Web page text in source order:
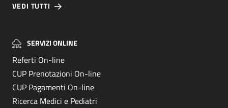
VEDI TUTTI
SERVIZI ONLINE
Referti On-line
CUP Prenotazioni On-line
CUP Pagamenti On-line
Ricerca Medici e Pediatri